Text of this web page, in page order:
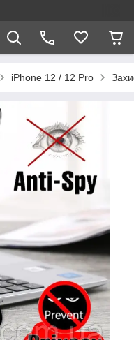
iPhone 12 / 12 Pro